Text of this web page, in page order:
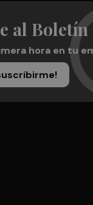
al Boletín
hora en tu